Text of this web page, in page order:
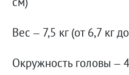
Вес – 7,5 кг (от 6,7 кг
Окружность головы –